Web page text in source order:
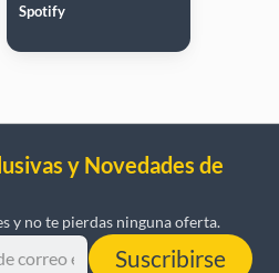
Spotify
y Novedades de
y no te pierdas ninguna oferta.
Suscribirse